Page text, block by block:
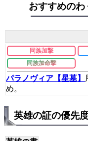
おすすめの
同族加撃
同族加命撃
パラノヴィア【星墓】
め。
英雄の証の優先